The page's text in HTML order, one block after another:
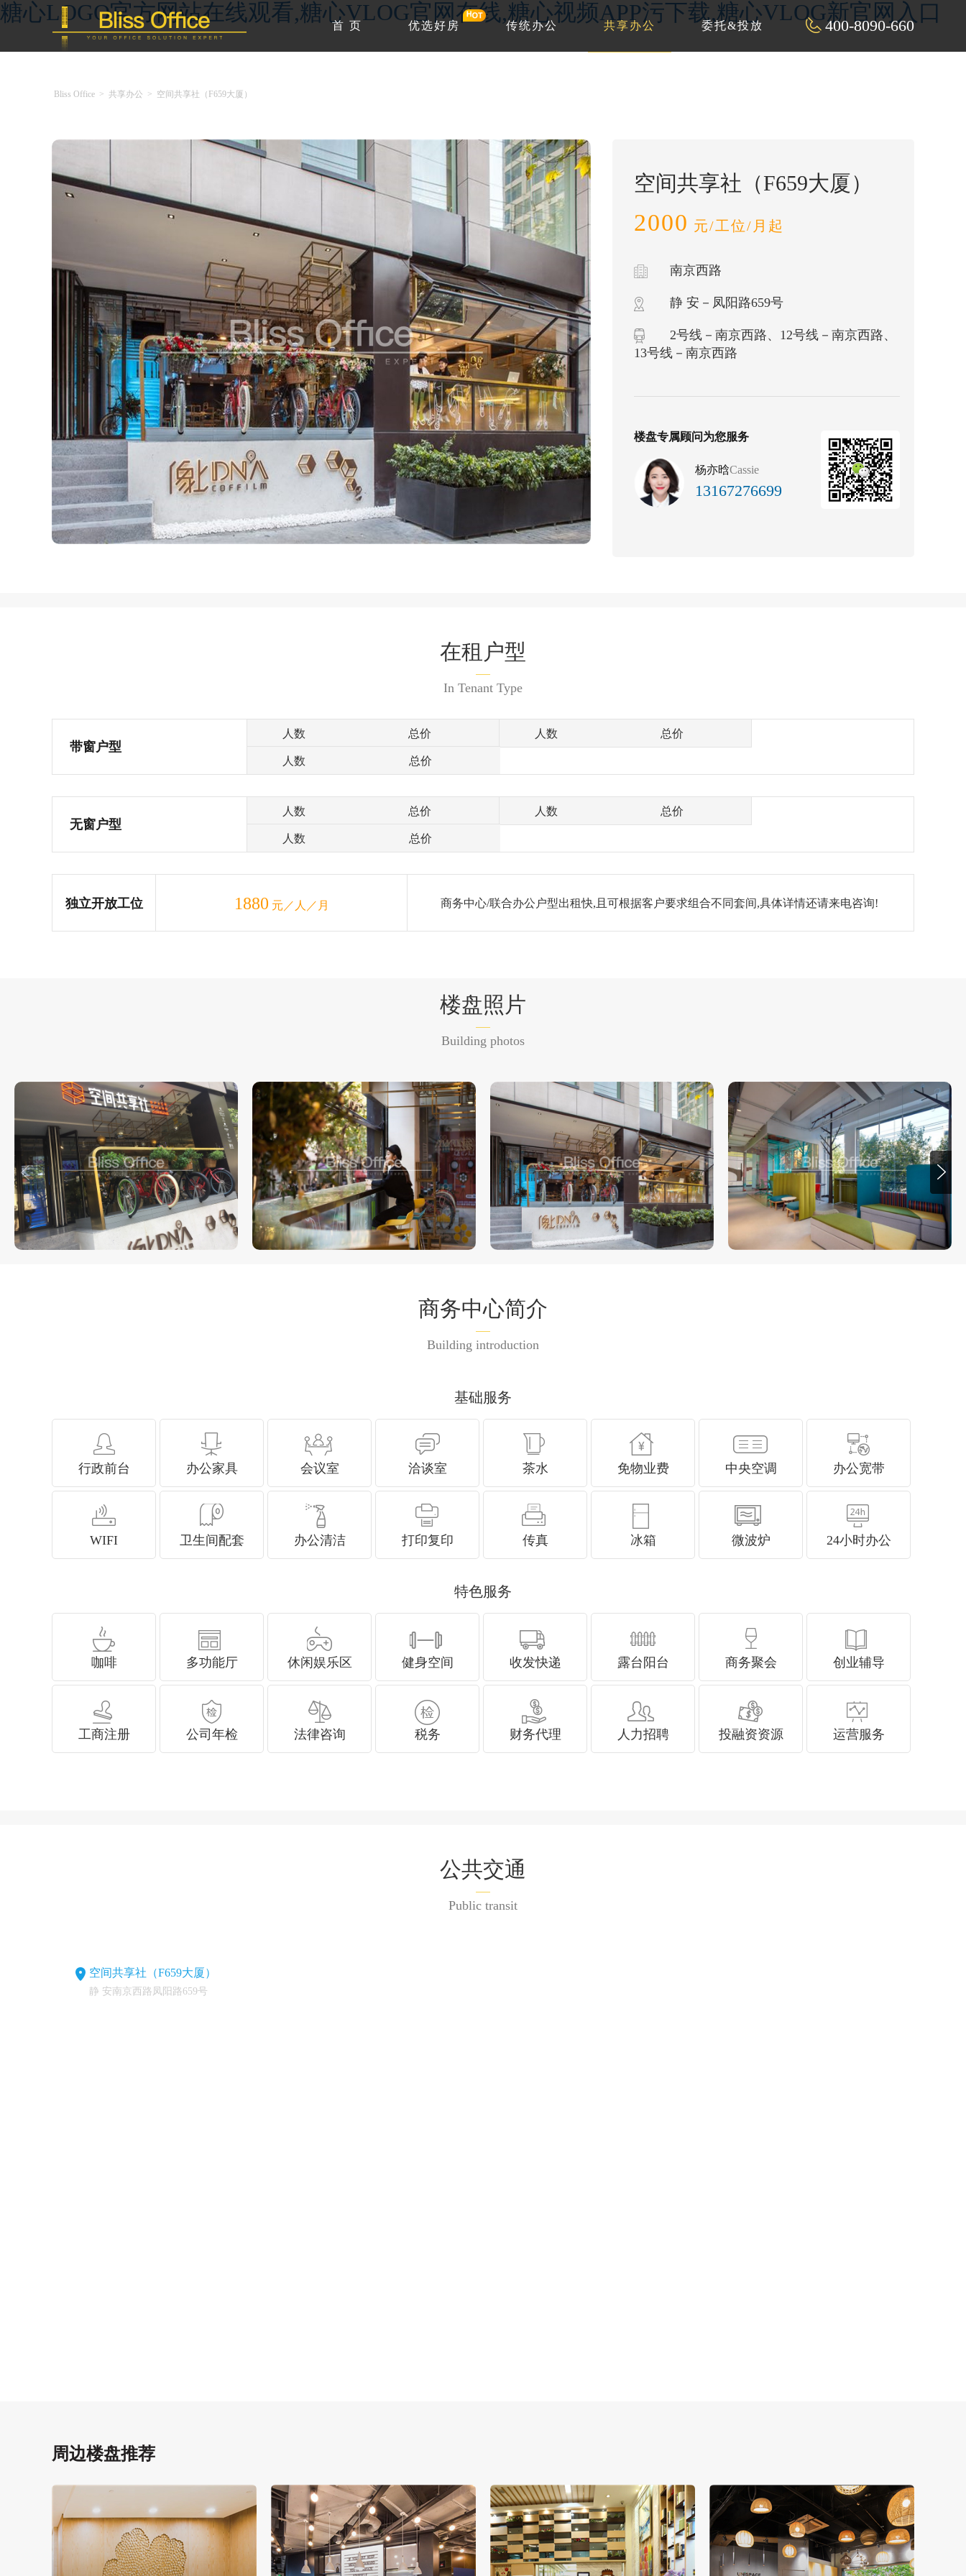
糖心LOGO官方网站在线观看,糖心VLOG官网在线,糖心视频APP污下载,糖心VLOG新官网入口
400-8090-660
首 页 优选好房 传统办公 共享办公 委托&投放
Bliss Office > 共享办公 > 空间共享社（F659大厦）
空间共享社（F659大厦）
2000 元/工位/月起
南京西路
静 安－凤阳路659号
2号线－南京西路、12号线－南京西路、
13号线－南京西路
楼盘专属顾问为您服务
杨亦晗Cassie
13167276699
在租户型
In Tenant Type
带窗户型
人数 总价 人数 总价
人数 总价
无窗户型
人数 总价 人数 总价
人数 总价
独立开放工位 1880 元／人／月 商务中心/联合办公户型出租快,且可根据客户要求组合不同套间,具体详情还请来电咨询!
楼盘照片
Building photos
商务中心简介
Building introduction
基础服务
行政前台 办公家具 会议室 洽谈室 茶水 免物业费 中央空调 办公宽带
WIFI 卫生间配套 办公清洁 打印复印 传真 冰箱 微波炉 24小时办公
特色服务
咖啡 多功能厅 休闲娱乐区 健身空间 收发快递 露台阳台 商务聚会 创业辅导
工商注册 公司年检 法律咨询 税务 财务代理 人力招聘 投融资资源 运营服务
公共交通
Public transit
空间共享社（F659大厦）
静 安南京西路凤阳路659号
周边楼盘推荐